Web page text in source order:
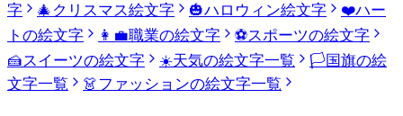
字
🎄 クリスマス絵文字 🎃ハロウィン絵文字 ❤️ハー
トの絵文字
👩‍💼職業の絵文字 ⚽スポーツの絵文字
🍰スイーツの絵文字 ☀️天気の絵文字一覧 🏳️国旗の絵
文字一覧
👗ファッションの絵文字一覧